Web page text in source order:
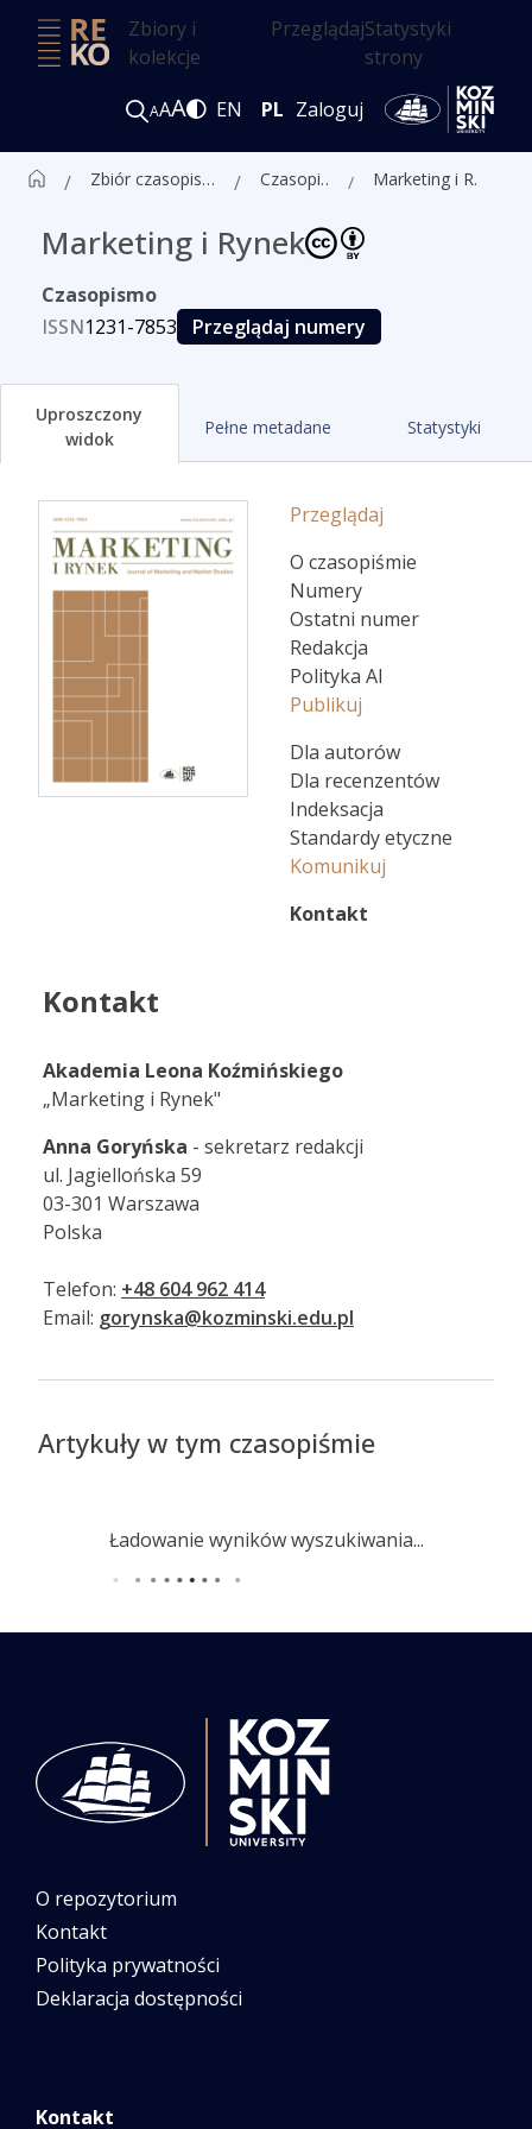
Zbiory i
kolekcje
PrzeglądajStatystyki
strony
AAA EN PL Zaloguj
Zbiór czasopism ALK Czasopisma Marketing i Rynek
Marketing i Rynek
Czasopismo
ISSN1231-7853 Przeglądaj numery
Uproszczony
widok
Pełne metadane Statystyki
Przeglądaj
O czasopiśmie
Numery
Ostatni numer
Redakcja
Polityka AI
Publikuj
Dla autorów
Dla recenzentów
Indeksacja
Standardy etyczne
Komunikuj
Kontakt
Kontakt
Akademia Leona Koźmińskiego
„Marketing i Rynek"
Anna Goryńska - sekretarz redakcji
ul. Jagiellońska 59
03-301 Warszawa
Polska
Telefon: +48 604 962 414
Email: gorynska@kozminski.edu.pl
Artykuły w tym czasopiśmie
Ładowanie wyników wyszukiwania...
O repozytorium
Kontakt
Polityka prywatności
Deklaracja dostępności
Kontakt